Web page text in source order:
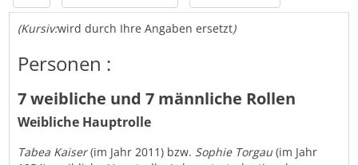
(Kursiv:wird durch Ihre Angaben ersetzt)
Personen :
7 weibliche und 7 männliche Rollen
Weibliche Hauptrolle
Tabea Kaiser(im Jahr 2011) bzw. Sophie Torgau (im Jahr